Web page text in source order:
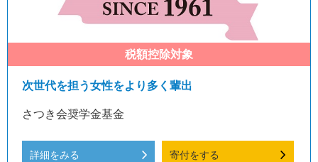
次世代を担う女性をより多く輩出
さつき会奨学金基金
詳細をみる 寄付をする